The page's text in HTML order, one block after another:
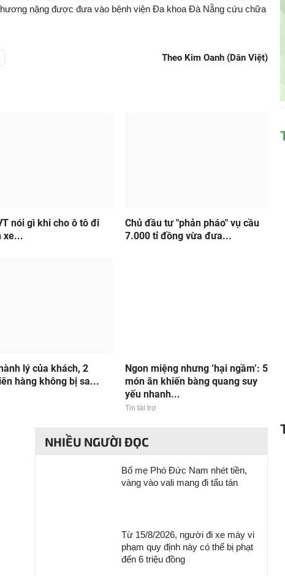
nặng được đưa vào bệnh viện Đa khoa Đà Nẵng cứu chữa
Theo Kim Oanh (Dân Việt)
nói gì khi cho ô tô đi
xe...
Chủ đầu tư "phản pháo" vụ cầu
7.000 tỉ đồng vừa đưa...
lý của khách, 2
hàng không bị sa...
Ngon miệng nhưng ‘hại ngầm’: 5
món ăn khiến bàng quang suy
yếu nhanh...
Tin tài trợ
NHIỀU NGƯỜI ĐỌC
Bố mẹ Phó Đức Nam nhét tiền,
vàng vào vali mang đi tẩu tán
Từ 15/8/2026, người đi xe máy vi
phạm quy định này có thể bị phạt
đến 6 triệu đồng